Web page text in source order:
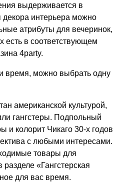
выдерживается в
декора интерьера можно
атрибуты для вечеринок,
есть в соответствующем
4party.
время, можно выбрать одну
американской культурой,
гангстеры. Подпольный
и колорит Чикаго 30-х годов
с любыми интересами.
товары для
«Гангстерская
для вас время.